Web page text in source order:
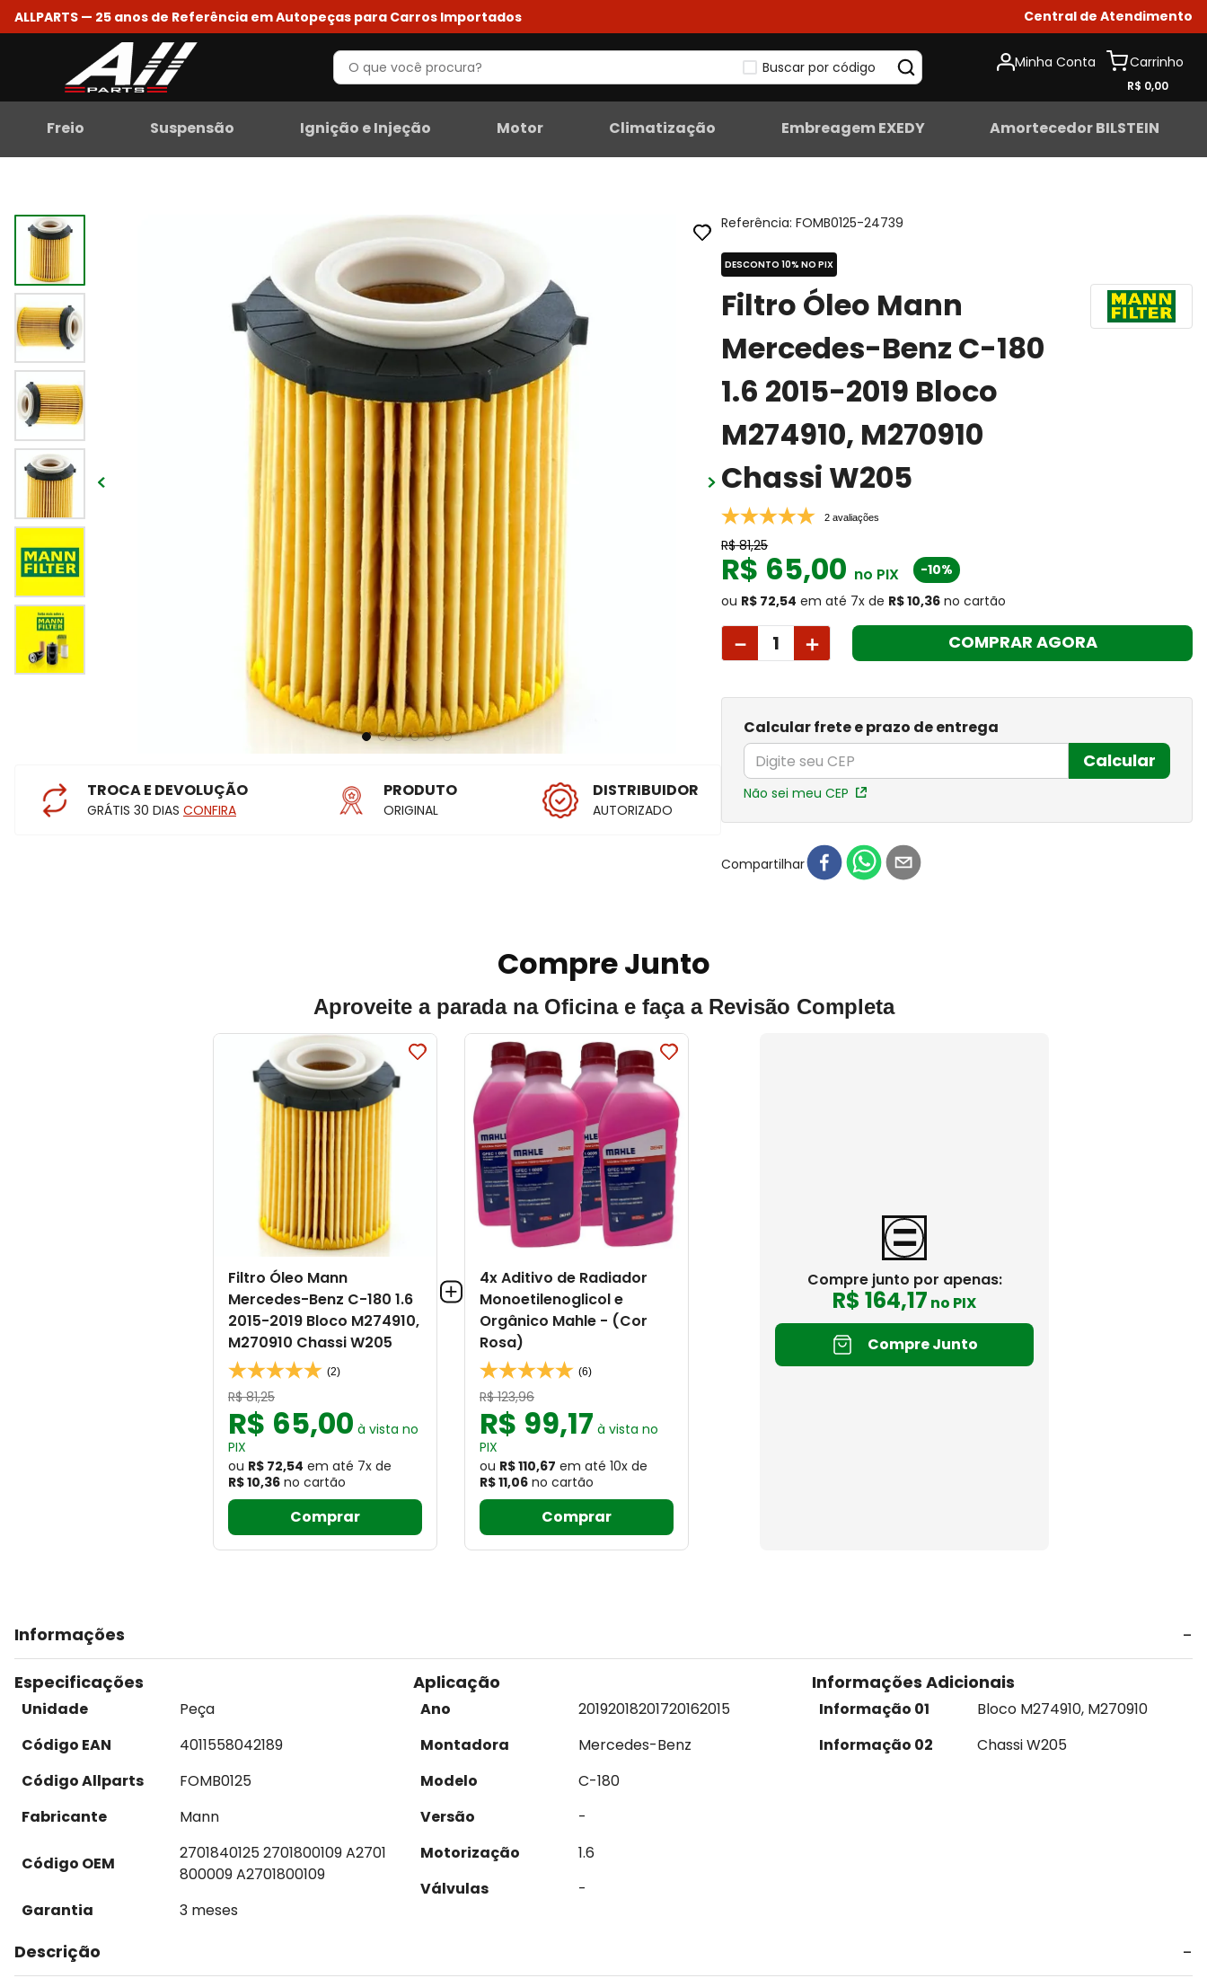
ALLPARTS — 25 anos de Referência em Autopeças para Carros Importados Central de Atendimento
Buscar por código Minha Conta
R$ 0,00
Freio Suspensão Ignição e Injeção Motor Climatização Embreagem EXEDY Amortecedor BILSTEIN
TROCA E DEVOLUÇÃO
GRÁTIS 30 DIAS CONFIRA
PRODUTO
ORIGINAL
DISTRIBUIDOR
AUTORIZADO
Referência:FOMB0125-24739
DESCONTO 10% NO PIX
Filtro Óleo Mann
Mercedes-Benz C-180
1.6 2015-2019 Bloco
M274910, M270910
Chassi W205
2 avaliações
R$ 81,25
R$ 65,00 no PIX
-10%
ou R$ 72,54 em até 7x de R$ 10,36 no cartão
＋
－ COMPRAR AGORA
Calcular frete e prazo de entrega
Calcular
Não sei meu CEP
Compartilhar
Compre Junto
Aproveite a parada na Oficina e faça a Revisão Completa
Filtro Óleo Mann
Mercedes-Benz C-180 1.6
2015-2019 Bloco M274910,
M270910 Chassi W205
(2)
R$ 81,25
R$ 65,00 à vista no
PIX
ou R$ 72,54 em até 7x de
R$ 10,36 no cartão
Comprar
4x Aditivo de Radiador
Monoetilenoglicol e
Orgânico Mahle - (Cor
Rosa)
(6)
R$ 123,96
R$ 99,17 à vista no
PIX
ou R$ 110,67 em até 10x de
R$ 11,06 no cartão
Comprar
Compre junto por apenas:
R$ 164,17 no PIX
Compre Junto
Informações
Especificações
Unidade
Peça
Código EAN
4011558042189
Código Allparts
FOMB0125
Fabricante
Mann
Código OEM
2701840125 2701800109 A2701
800009 A2701800109
Garantia
3 meses
Aplicação
Ano 20192018201720162015
Montadora
Mercedes-Benz
Modelo
C-180
Versão
-
Motorização
1.6
Válvulas
-
Informações Adicionais
Informação 01
Bloco M274910, M270910
Informação 02
Chassi W205
Descrição